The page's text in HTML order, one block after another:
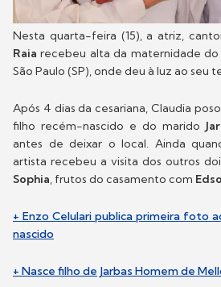
Nesta quarta-feira (15), a atriz,
Raia recebeu alta da maternidade
São Paulo (SP), onde deu à luz ao seu
Após 4 dias da cesariana, Claudia
filho recém-nascido e do marido
antes de deixar o local. Ainda
artista recebeu a visita dos outros
Sophia, frutos do casamento com
+ Enzo Celulari publica primeira foto
nascido
+ Nasce filho de Jarbas Homem de